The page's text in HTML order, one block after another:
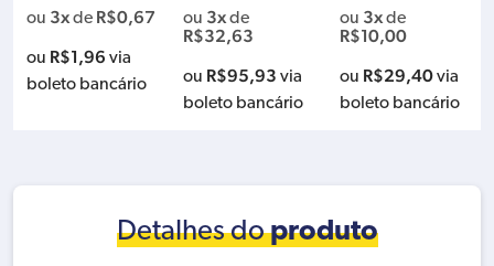
ou 3xde R$0,67
ou R$1,96 via
boleto bancário
ou 3xde
R$32,63
ou R$95,93 via
boleto bancário
X SC D
ou 3xde
R$10,00
ou R$29,40via
boleto bancário
Detalhes doproduto